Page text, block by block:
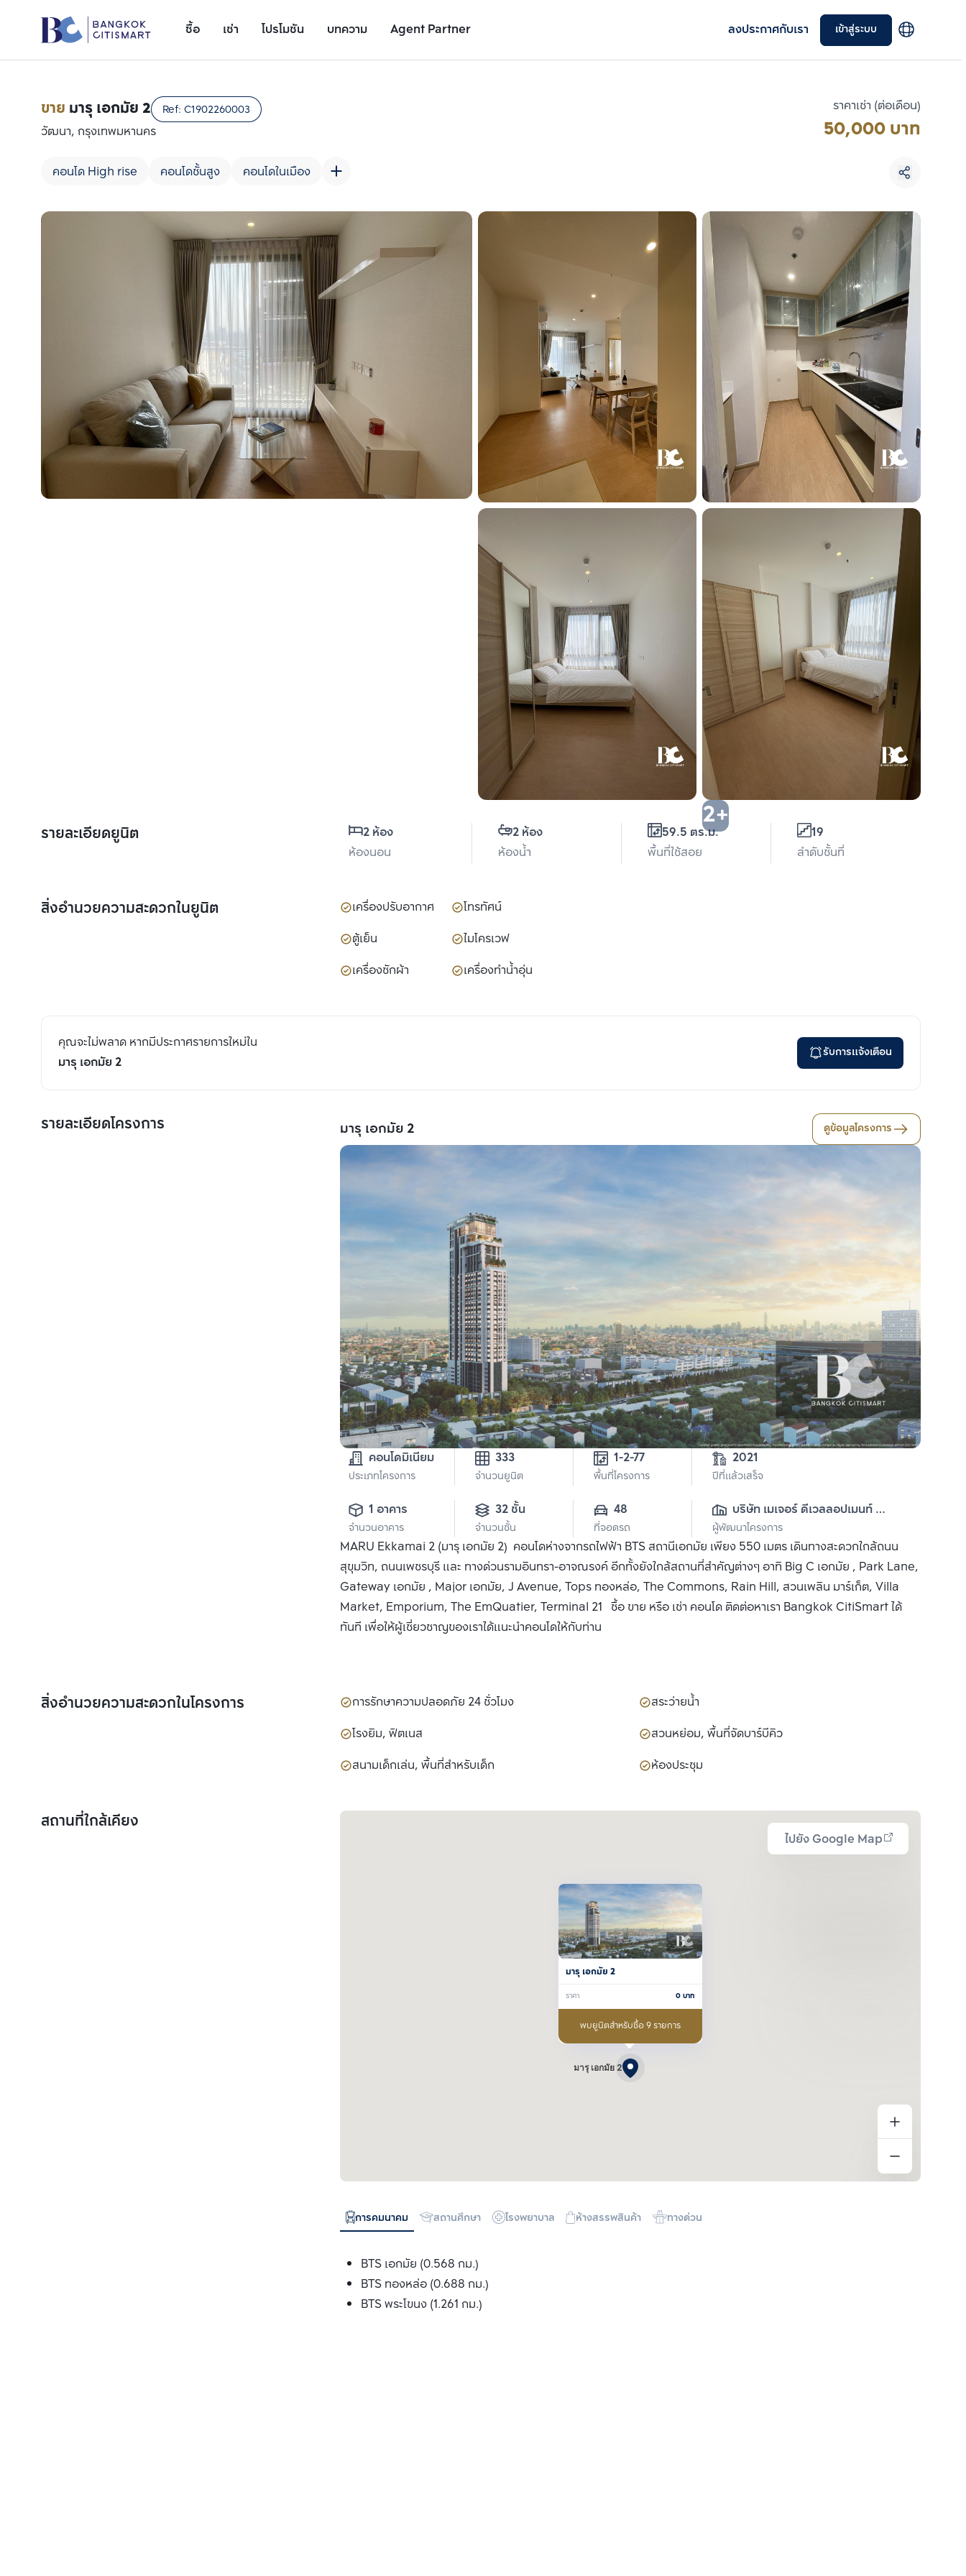
ซื้อ เช่า โปรโมชัน บทความ Agent Partner ลงประกาศกับเรา เข้าสู่ระบบ
รายละเอียดยูนิต
ขาย มารุ เอกมัย 2 Ref: C1902260003
วัฒนา, กรุงเทพมหานคร
คอนโด High rise คอนโดชั้นสูง คอนโดในเมือง
ราคาเช่า (ต่อเดือน)
50,000 บาท
2+
รายละเอียดยูนิต
2 ห้อง
ห้องนอน
2 ห้อง
ห้องน้ำ
59.5 ตร.ม.
พื้นที่ใช้สอย
19
ลำดับชั้นที่
สิ่งอำนวยความสะดวกในยูนิต เครื่องปรับอากาศ
โทรทัศน์
ตู้เย็น
ไมโครเวฟ
เครื่องซักผ้า
เครื่องทำน้ำอุ่น
คุณจะไม่พลาด หากมีประกาศรายการใหม่ใน
มารุ เอกมัย 2
รับการแจ้งเตือน
รายละเอียดโครงการ มารุ เอกมัย 2 ดูข้อมูลโครงการ
คอนโดมิเนียม
ประเภทโครงการ
333
จำนวนยูนิต
1-2-77
พื้นที่โครงการ
2021
ปีที่แล้วเสร็จ
1 อาคาร
จำนวนอาคาร
32 ชั้น
จำนวนชั้น
48
ที่จอดรถ
บริษัท เมเจอร์ ดีเวลลอปเมนท์
จำกัด (มหาชน)
ผู้พัฒนาโครงการ
MARU Ekkamai 2 (มารุ เอกมัย 2) คอนโดห่างจากรถไฟฟ้า BTS สถานีเอกมัย เพียง 550 เมตร เดินทางสะดวกใกล้ถนน
สุขุมวิท, ถนนเพชรบุรี และ ทางด่วนรามอินทรา-อาจณรงค์ อีกทั้งยังใกล้สถานที่สำคัญต่างๆ อาทิ Big C เอกมัย , Park Lane,
Gateway เอกมัย , Major เอกมัย, J Avenue, Tops ทองหล่อ, The Commons, Rain Hill, สวนเพลิน มาร์เก็ต, Villa
Market, Emporium, The EmQuatier, Terminal 21 ซื้อ ขาย หรือ เช่า คอนโด ติดต่อหาเรา Bangkok CitiSmart ได้
ทันที เพื่อให้ผู้เชี่ยวชาญของเราได้แนะนำคอนโดให้กับท่าน
สิ่งอำนวยความสะดวกในโครงการ การรักษาความปลอดภัย 24 ชั่วโมง
สระว่ายน้ำ
โรงยิม, ฟิตเนส
สวนหย่อม, พื้นที่จัดบาร์บีคิว
สนามเด็กเล่น, พื้นที่สำหรับเด็ก
ห้องประชุม
สถานที่ใกล้เคียง
ไปยัง Google Map
มารุ เอกมัย 2
มารุ เอกมัย 2
ราคา 0บาท
พบยูนิตสำหรับซื้อ 9 รายการ
การคมนาคม สถานศึกษา โรงพยาบาล ห้างสรรพสินค้า ทางด่วน
BTS เอกมัย (0.568 กม.)
BTS ทองหล่อ (0.688 กม.)
BTS พระโขนง (1.261 กม.)
เพิ่มยูนิตเปรียบเทียบ
รายการที่ 1
เพิ่มยูนิตเปรียบเทียบ
รายการที่ 2
เลือกยูนิตเพื่อเปรียบเทียบ
เลือกได้สูงสุด 3 รายการ
เปรียบเทียบ